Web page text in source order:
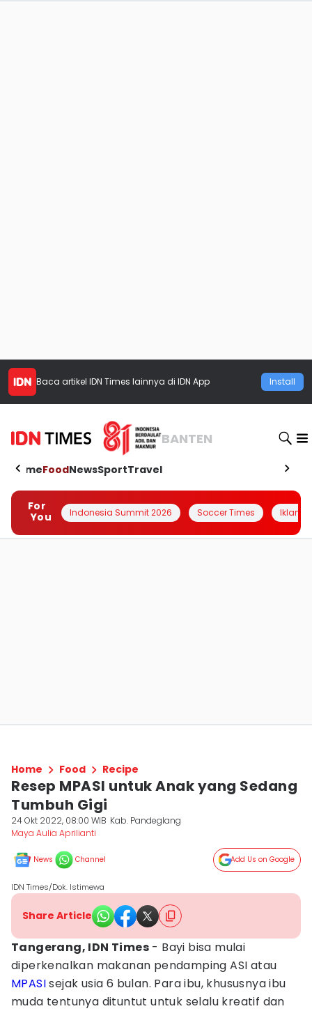
Baca artikel IDN Times lainnya di IDN App Install
BANTEN
HomeFoodNewsSportTravel
For
You
Indonesia Summit 2026 Soccer Times Iklanin
Home Food Recipe
Resep MPASI untuk Anak yang Sedang
Tumbuh Gigi
24 Okt 2022, 08:00 WIB Kab. Pandeglang
Maya Aulia Aprilianti
News Channel Add Us on Google
IDN Times/Dok. Istimewa
Share Article
Tangerang, IDN Times - Bayi bisa mulai
diperkenalkan makanan pendamping ASI atau
MPASIsejak usia 6 bulan. Para ibu, khususnya ibu
muda tentunya dituntut untuk selalu kreatif dan